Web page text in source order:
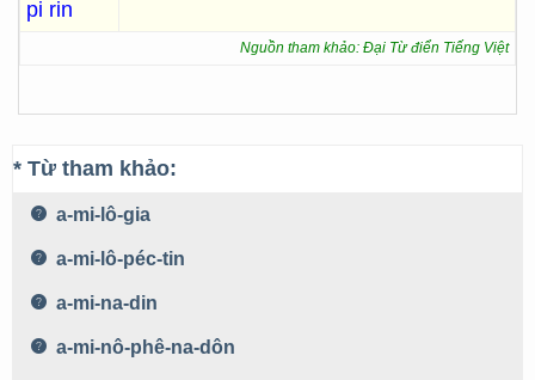
pi rin
Nguồn tham khảo: Đại Từ điển Tiếng Việt
* Từ tham khảo:
a-mi-lô-gia
a-mi-lô-péc-tin
a-mi-na-din
a-mi-nô-phê-na-dôn